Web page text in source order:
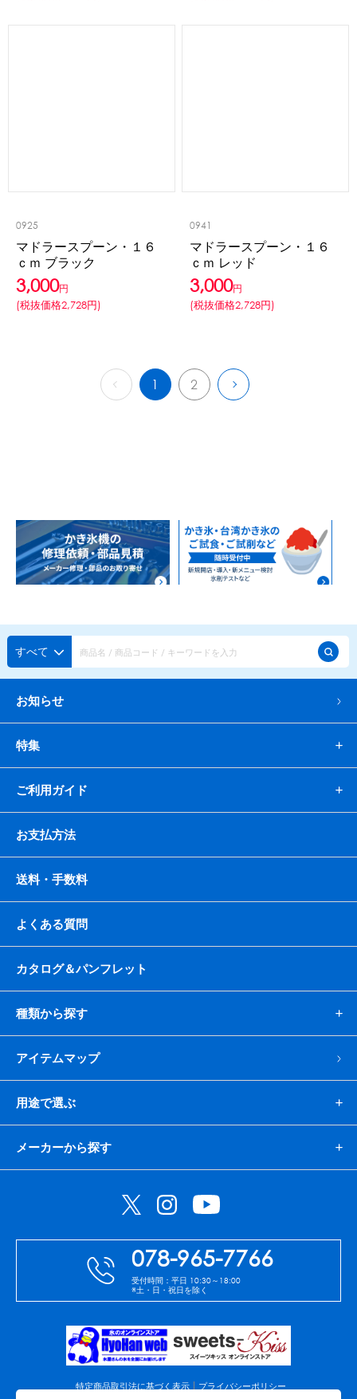
0925
マドラースプーン・１６
ｃｍ ブラック
3,000円
(税抜価格2,728円)
0941
マドラースプーン・１６
ｃｍ レッド
3,000円
(税抜価格2,728円)
1 2
すべて
お知らせ
特集
ご利用ガイド
お支払方法
送料・手数料
よくある質問
カタログ＆パンフレット
種類から探す
アイテムマップ
用途で選ぶ
メーカーから探す
078-965-7766
受付時間：平日 10:30～18:00
※土・日・祝日を除く
特定商品取引法に基づく表示
プライバシーポリシー